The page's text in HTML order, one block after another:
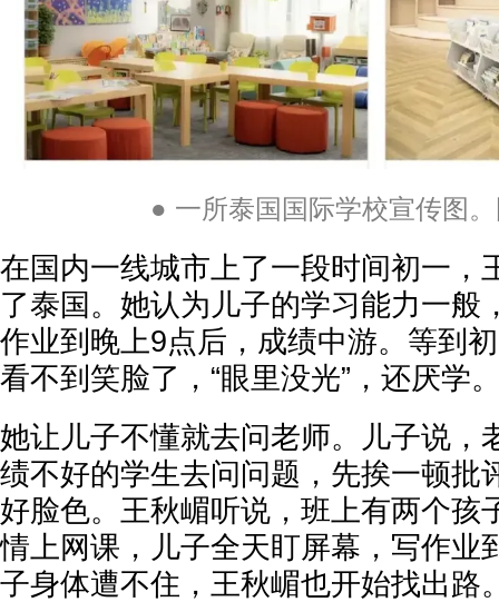
● 一所泰国国际学校宣传图
在国内一线城市上了一段时间初一，
了泰国。她认为儿子的学习能力一般
作业到晚上9点后，成绩中游。等到
看不到笑脸了，“眼里没光”，还厌学
她让儿子不懂就去问老师。儿子说
绩不好的学生去问问题，先挨一顿批
好脸色。王秋嵋听说，班上有两个孩
情上网课，儿子全天盯屏幕，写作业
子身体遭不住，王秋嵋也开始找出路